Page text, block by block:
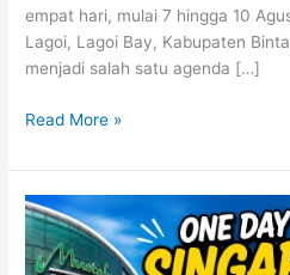
empat hari, mulai 7 hingga 10
Lagoi, Lagoi Bay, Kabupaten
menjadi salah satu agenda […]
Read More »
5
Surga
Belanja